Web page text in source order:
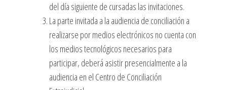
del día siguiente de cursadas las invitaciones.
La parte invitada a la audiencia de conciliación a
realizarse por medios electrónicos no cuenta con
los medios tecnológicos necesarios para
participar, deberá asistir presencialmente a la
audiencia en el Centro de Conciliación